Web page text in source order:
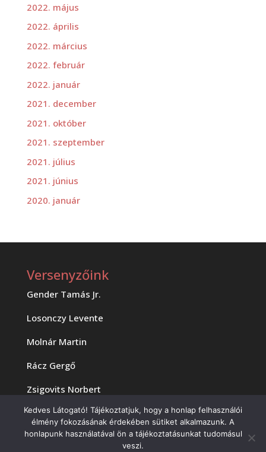
2022. május
2022. április
2022. március
2022. február
2022. január
2021. december
2021. október
2021. szeptember
2021. július
2021. június
2020. január
Versenyzőink
Gender Tamás Jr.
Losonczy Levente
Molnár Martin
Rácz Gergő
Zsigovits Norbert
Kedves Látogató! Tájékoztatjuk, hogy a honlap felhasználói
élmény fokozásának érdekében sütiket alkalmazunk. A
honlapunk használatával ön a tájékoztatásunkat tudomásul
veszi.